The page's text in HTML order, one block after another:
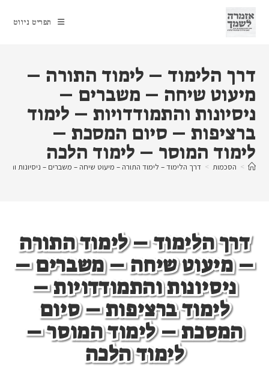
content
תפריט ניווט
דרך הלימוד – לימוד התורה –
מיעוט שיחה – משברים –
ניסיונות והתמודדויות – לימוד
ברציפות – סיום המסכת –
לימוד המוסר – לימוד הלכה
> הסכמות > דרך הלימוד – לימוד התורה – מיעוט שיחה – משברים – ניסיונות
דרך הלימוד – לימוד התורה
– מיעוט שיחה – משברים –
ניסיונות והתמודדויות –
לימוד ברציפות – סיום
המסכת – לימוד המוסר –
לימוד הלכה